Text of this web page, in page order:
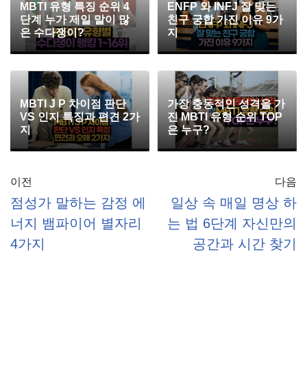
MBTI 유형 특징 순위 4
단계 누가 제일 말이 많
은 수다쟁이?
ENFP 와 INFJ 잘 맞는
친구 궁합 가진 이유 9가
지
MBTI J P 차이점 판단
VS 인지 특징과 편견 2가
지
가장 충동적인 성격을 가
진 MBTI 유형 순위 TOP
은 누구?
이전
점성가 말하는 감정 에
너지 뱀파이어 별자리
4가지
다음
일상 속 매일 명상 하
는 법 6단계 자신만의
공간과 시간 찾기